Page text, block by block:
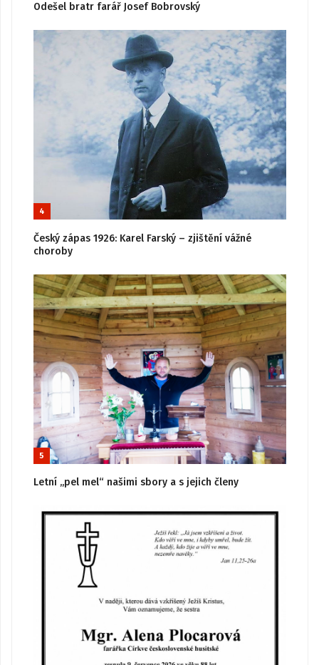
Odešel bratr farář Josef Bobrovský
4
Český zápas 1926: Karel Farský – zjištění vážné
choroby
5
Letní „pel mel“ našimi sbory a s jejich členy